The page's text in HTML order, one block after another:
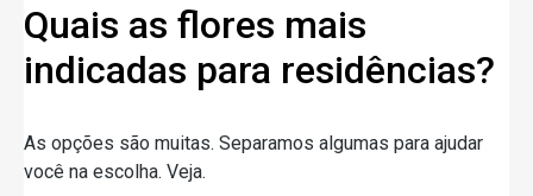
Quais as flores mais
indicadas para residências?
As opções são muitas. Separamos algumas para ajudar
você na escolha. Veja.